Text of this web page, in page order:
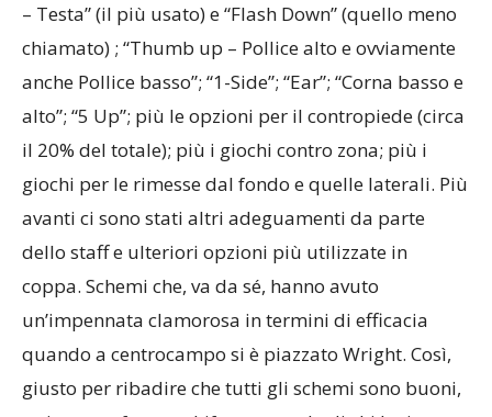
– Testa” (il più usato) e “Flash Down” (quello meno
chiamato) ; “Thumb up – Pollice alto e ovviamente
anche Pollice basso”; “1-Side”; “Ear”; “Corna basso e
alto”; “5 Up”; più le opzioni per il contropiede (circa
il 20% del totale); più i giochi contro zona; più i
giochi per le rimesse dal fondo e quelle laterali. Più
avanti ci sono stati altri adeguamenti da parte
dello staff e ulteriori opzioni più utilizzate in
coppa. Schemi che, va da sé, hanno avuto
un’impennata clamorosa in termini di efficacia
quando a centrocampo si è piazzato Wright. Così,
giusto per ribadire che tutti gli schemi sono buoni,